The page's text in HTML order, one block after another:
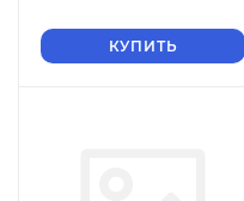
КУПИТЬ